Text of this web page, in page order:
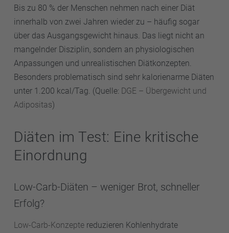
Bis zu 80 % der Menschen nehmen nach einer Diät
innerhalb von zwei Jahren wieder zu – häufig sogar
über das Ausgangsgewicht hinaus. Das liegt nicht an
mangelnder Disziplin, sondern an physiologischen
Anpassungen und unrealistischen Diätkonzepten.
Besonders problematisch sind sehr kalorienarme Diäten
unter 1.200 kcal/Tag. (Quelle: DGE – Übergewicht und
Adipositas)
Diäten im Test: Eine kritische
Einordnung
Low-Carb-Diäten – weniger Brot, schneller
Erfolg?
Low-Carb-Konzepte reduzieren Kohlenhydrate